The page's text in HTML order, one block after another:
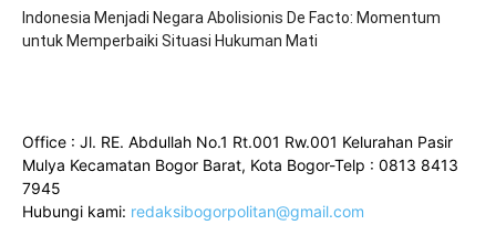
‎Indonesia Menjadi Negara Abolisionis De Facto: Momentum
untuk Memperbaiki Situasi Hukuman Mati
Office : Jl. RE. Abdullah No.1 Rt.001 Rw.001 Kelurahan Pasir
Mulya Kecamatan Bogor Barat, Kota Bogor-Telp : 0813 8413
7945
Hubungi kami: redaksibogorpolitan@gmail.com